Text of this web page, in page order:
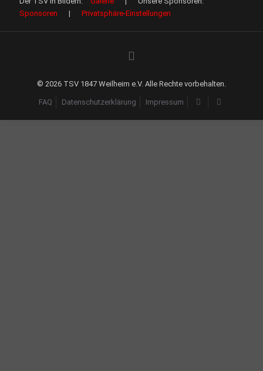
Sponsoren | Privatsphäre-Einstellungen
© 2026 TSV 1847 Weilheim e.V. Alle Rechte vorbehalten.
FAQ Datenschutzerklärung Impressum